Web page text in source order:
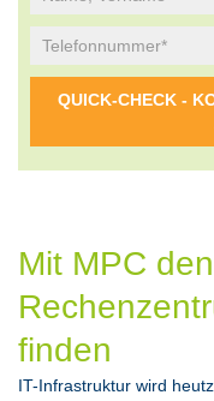
Mit MPC
finden
IT-Infrastruktur wird